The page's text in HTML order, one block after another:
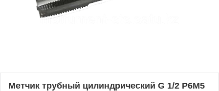
Метчик трубный цилиндрический G 1/2 Р6М5